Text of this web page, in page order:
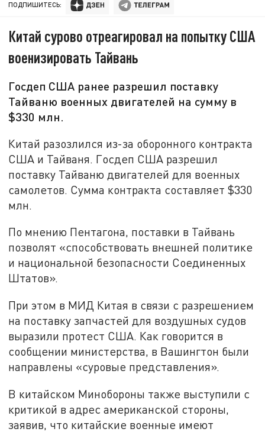
ПОДПИШИТЕСЬ:
Китай сурово отреагировал на попытку США
военизировать Тайвань
Госдеп США ранее разрешил поставку
Тайваню военных двигателей на сумму в
$330 млн.
Китай разозлился из-за оборонного контракта
США и Тайваня. Госдеп США разрешил
поставку Тайваню двигателей для военных
самолетов. Сумма контракта составляет $330
млн.
По мнению Пентагона, поставки в Тайвань
позволят «способствовать внешней политике
и национальной безопасности Соединенных
Штатов».
При этом в МИД Китая в связи с разрешением
на поставку запчастей для воздушных судов
выразили протест США. Как говорится в
сообщении министерства, в Вашингтон были
направлены «суровые представления».
В китайском Минобороны также выступили с
критикой в адрес американской стороны,
заявив, что китайские военные имеют